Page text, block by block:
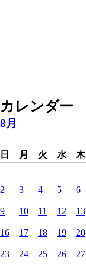
カレンダー
8月
日 月 火 水 木
2 3 4 5 6
9 10 11 12 13
16 17 18 19 20
23 24 25 26 27